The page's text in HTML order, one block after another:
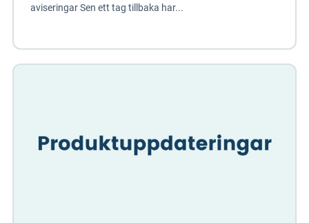
aviseringar Sen ett tag tillbaka har...